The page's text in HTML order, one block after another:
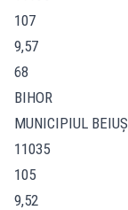
107
9,57
68
BIHOR
MUNICIPIUL BEIUŞ
11035
105
9,52